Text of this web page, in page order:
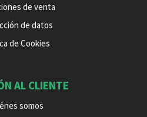
de venta
de datos
de Cookies
AL CLIENTE
somos